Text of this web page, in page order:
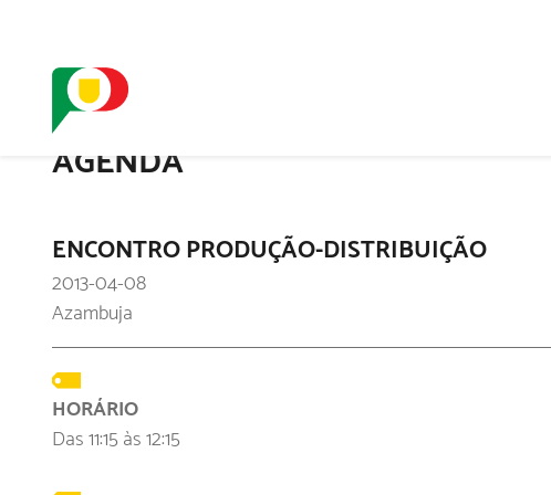
AGENDA
ENCONTRO PRODUÇÃO-DISTRIBUIÇÃO
2013-04-08
Azambuja
HORÁRIO
Das 11:15 às 12:15